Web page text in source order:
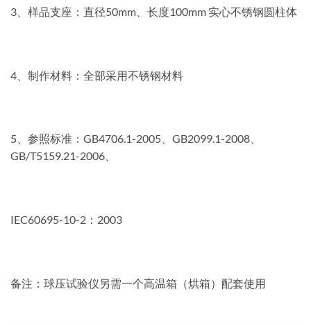
3、样品支座：直径50mm、长度100mm 实心不锈钢圆柱体
4、制作材料：全部采用不锈钢材料
5、参照标准：GB4706.1-2005、GB2099.1-2008、
GB/T5159.21-2006、
IEC60695-10-2：2003
备注：球压试验仪另需一个高温箱（烘箱）配套使用